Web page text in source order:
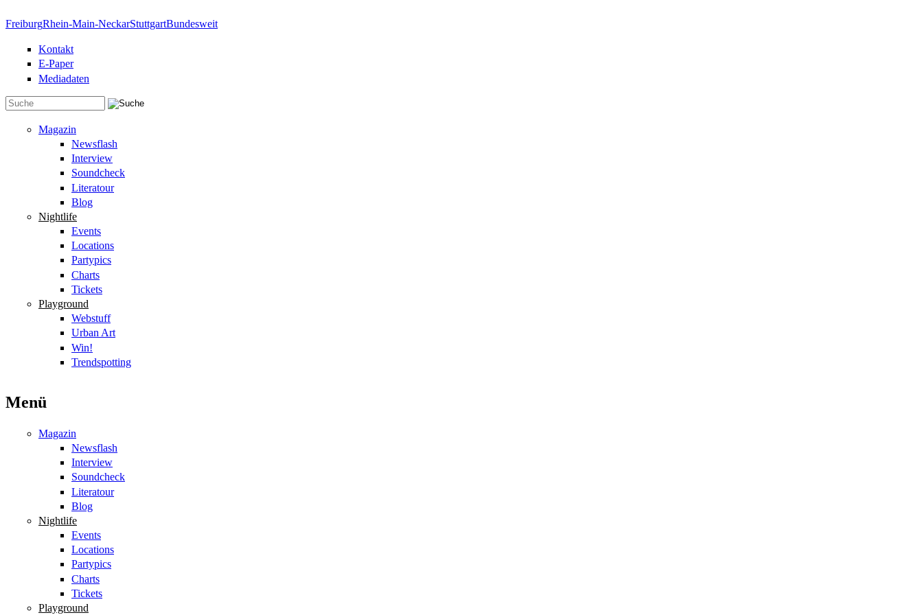
FreiburgRhein-Main-NeckarStuttgartBundesweit
Kontakt
E-Paper
Mediadaten
Magazin
Newsflash
Interview
Soundcheck
Literatour
Blog
Nightlife
Events
Locations
Partypics
Charts
Tickets
Playground
Webstuff
Urban Art
Win!
Trendspotting
Menü
Magazin
Newsflash
Interview
Soundcheck
Literatour
Blog
Nightlife
Events
Locations
Partypics
Charts
Tickets
Playground